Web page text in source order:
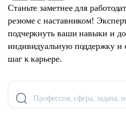
Станьте заметнее для
резюме с наставником!
подчеркнуть ваши навыки и
индивидуальную поддержку и
шаг к карьере.
Профессия, сфера,